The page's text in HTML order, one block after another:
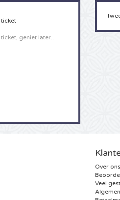
ticket
geniet later..
Over ons
Veel